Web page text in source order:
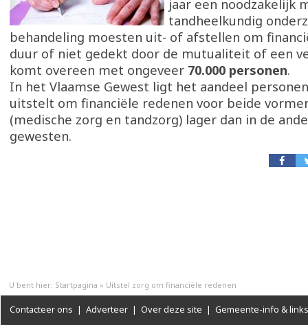
jaar een noodzakelijk
tandheelkundig
behandeling moesten uit- of afstellen om
duur of niet gedekt door de mutualiteit of een
komt overeen met ongeveer 70.000 personen.
In het Vlaamse Gewest ligt het aandeel
uitstelt om financiële redenen voor beide
(medische zorg en tandzorg) lager dan in de
gewesten.
U bent hier: Startpagina » Uitstel zorg om financiële redenen
Contacteer ons | Adverteer | Over deze site | Gemeente-info & links